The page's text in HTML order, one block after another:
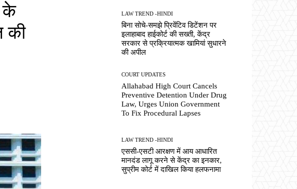
के
की
LAW TREND -HINDI
बिना सोचे-समझे प्रिवेंटिव डिटेंशन पर
इलाहाबाद हाईकोर्ट की सख्ती, केंद्र
सरकार से प्रक्रियात्मक खामियां सुधारने
की अपील
COURT UPDATES
Allahabad High Court Cancels
Preventive Detention Under Drug
Law, Urges Union Government
To Fix Procedural Lapses
LAW TREND -HINDI
एससी-एसटी आरक्षण में आय आधारित
मानदंड लागू करने से केंद्र का इनकार,
सुप्रीम कोर्ट में दाखिल किया हलफनामा